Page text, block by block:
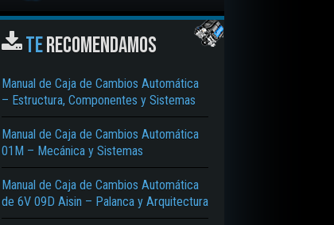
TERECOMENDAMOS
Manual de Caja de Cambios Automática
– Estructura, Componentes y Sistemas
Manual de Caja de Cambios Automática
01M – Mecánica y Sistemas
Manual de Caja de Cambios Automática
de 6V 09D Aisin – Palanca y Arquitectura